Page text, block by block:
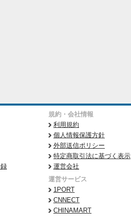
規約・会社情報
利用規約
個人情報保護方針
外部送信ポリシー
特定商取引法に基づく表示
運営会社
運営サービス
1PORT
CNNECT
CHINAMART